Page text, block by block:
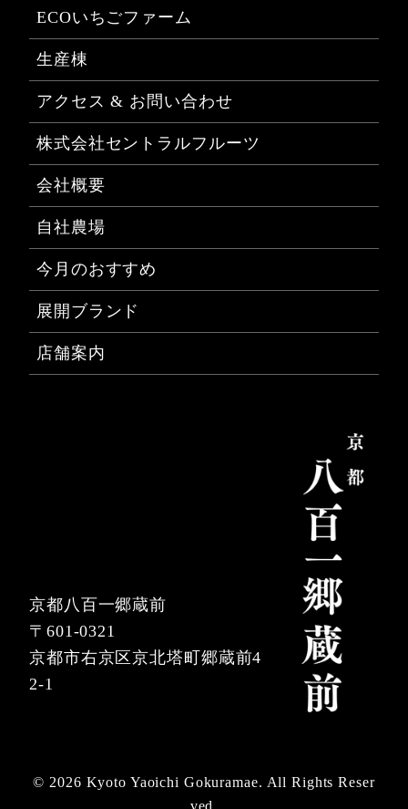
ECOいちごファーム
生産棟
アクセス & お問い合わせ
株式会社セントラルフルーツ
会社概要
自社農場
今月のおすすめ
展開ブランド
店舗案内
京都八百一郷蔵前
〒601-0321
京都市右京区京北塔町郷蔵前4
2-1
© 2026 Kyoto Yaoichi Gokuramae. All Rights Reser
ved.